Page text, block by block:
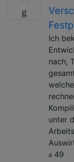
Ich
nach,
unter
49